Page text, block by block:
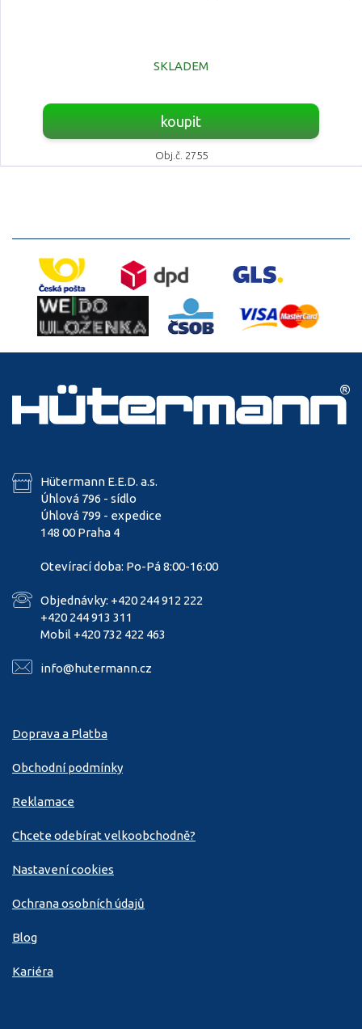
SKLADEM
koupit
Obj.č. 2755
Hütermann E.E.D. a.s.
Úhlová 796 - sídlo
Úhlová 799 - expedice
148 00 Praha 4
Otevírací doba: Po-Pá 8:00-16:00
Objednávky: +420 244 912 222
+420 244 913 311
Mobil +420 732 422 463
info@hutermann.cz
Doprava a Platba
Obchodní podmínky
Reklamace
Chcete odebírat velkoobchodně?
Nastavení cookies
Ochrana osobních údajů
Blog
Kariéra